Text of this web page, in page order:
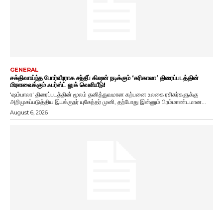
GENERAL
சக்திவாய்ந்த போர்வீரராக சந்தீப் கிஷன் நடிக்கும் ‘கரிகாலா’ திரைப்படத்தின்
மிரளவைக்கும் ஃபர்ஸ்ட் லுக் வெளியீடு!
'ஷம்பாலா' திரைப்படத்தின் மூலம் தனித்துவமான கற்பனை உலகை ரசிகர்களுக்கு
அறிமுகப்படுத்திய இயக்குநர் யுகேந்தர் முனி, தற்போது இன்னும் பிரம்மாண்டமான...
August 6, 2026